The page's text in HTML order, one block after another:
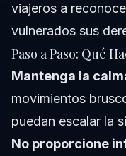
viajeros a
vulnerados sus
Paso a Paso: Qué
Mantenga la
movimientos
puedan escalar la
No proporcione